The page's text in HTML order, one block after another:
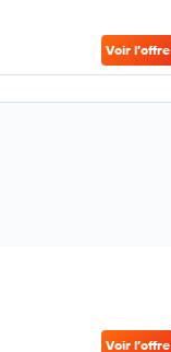
Voir l’offre
Voir l’offre